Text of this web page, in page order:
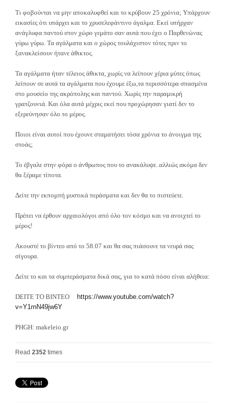
Τι φοβούνται να μην αποκαλυφθεί και το κρύβουν 25 χρόνια; Υπάρχουν
εικασίες ότι υπάρχει και το χρυσελεφάντινο άγαλμα. Εκεί υπήρχαν
ανάγλυφα παντού στον χώρο γεμάτο σαν αυτά που έχει ο Παρθενώνας
γύρω γύρω. Τα αγάλματα και ο χώρος τουλάχιστον τότες πριν το
ξανακλείσουν ήτανε άθικτος.
Τα αγάλματα ήταν τέλειος άθικτα, χωρίς να λείπουν χέρια μύτες όπως
λείπουν σε αυτά τα αγάλματα που έχουμε έξω,τα περισσότερα σπασμένα
στο μουσείο της ακρόπολης και παντού. Χωρίς την παραμικρή
γρατζουνιά. Και όλα αυτά μέχρις εκεί που προχώρησαν γιατί δεν το
εξερεύνησαν όλο το μέρος.
Ποιοι είναι αυτοί που έχουνε σταματήσει τόσα χρόνια το άνοιγμα της
στοάς;
Το έβγαλε στην φόρα ο άνθρωπος που το ανακάλυψε..αλλιώς ακόμα δεν
θα ξέραμε τίποτα.
Δείτε την εκπομπή μυστικά περάσματα και δεν θα το πιστεύετε.
Πρέπει να έρθουν αρχαιολόγοι από όλο τον κόσμο και να ανοιχτεί το
μέρος!
Ακουστέ το βίντεο από το 58.07 και θα σας πιάσουνε τα νευρά σας
σίγουρα.
Δείτε το και τα συμπεράσματα δικά σας, για το κατά πόσο είναι αλήθεια:
DEITE TO BINTEO https://www.youtube.com/watch?
v=Y1rnN49jw6Y
PHGH: makeleio.gr
Read 2352 times